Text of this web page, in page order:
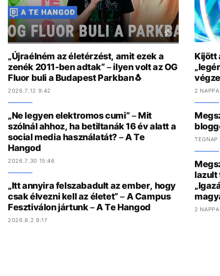
„Újraélném az életérzést, amit ezek a
zenék 2011-ben adtak“ – ilyen volt az OG
Fluor buli a Budapest Parkban🐧
2026.7.12 9:42
„Ne legyen elektromos cumi” – Mit
szólnál ahhoz, ha betiltanák 16 év alatt a
social media használatát? – A Te
Hangod
2026.7.30 15:46
„Itt annyira felszabadult az ember, hogy
csak élvezni kell az életet” – A Campus
Fesztiválon jártunk – A Te Hangod
2026.8.2 9:17
Kijött
2
lazult
2